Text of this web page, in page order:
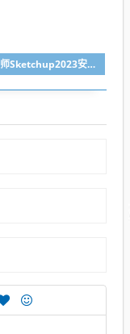
SU草图大师Sketchup2023安装教程